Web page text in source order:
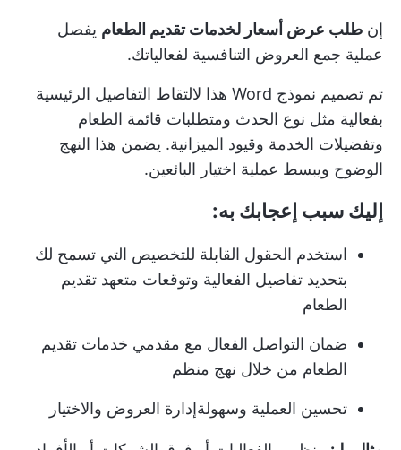
إن طلب عرض أسعار لخدمات تقديم الطعام يفصل
عملية جمع العروض التنافسية لفعالياتك.
تم تصميم نموذج Word هذا لالتقاط التفاصيل الرئيسية
بفعالية مثل نوع الحدث ومتطلبات قائمة الطعام
وتفضيلات الخدمة وقيود الميزانية. يضمن هذا النهج
الوضوح ويبسط عملية اختيار البائعين.
إليك سبب إعجابك به:
استخدم الحقول القابلة للتخصيص التي تسمح لك
بتحديد تفاصيل الفعالية وتوقعات متعهد تقديم
الطعام
ضمان التواصل الفعال مع مقدمي خدمات تقديم
الطعام من خلال نهج منظم
تحسين العملية وسهولةإدارة العروض والاختيار